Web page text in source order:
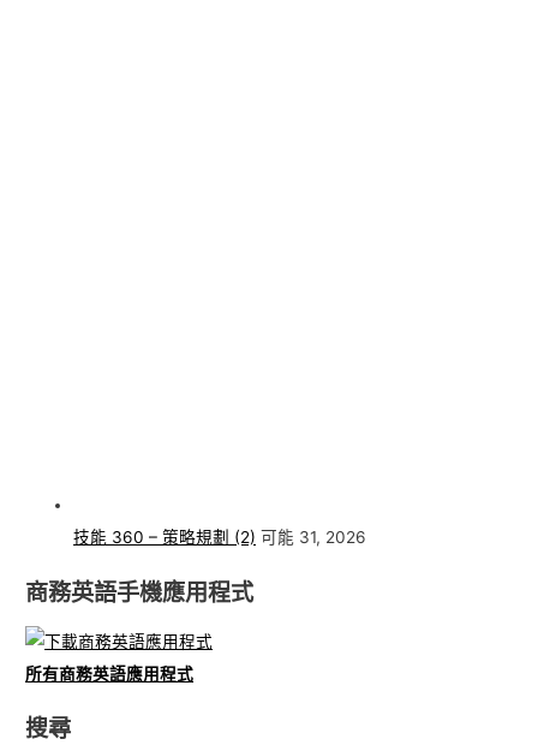
技能 360 – 策略規劃 (2) 可能 31, 2026
商務英語手機應用程式
所有商務英語應用程式
搜尋